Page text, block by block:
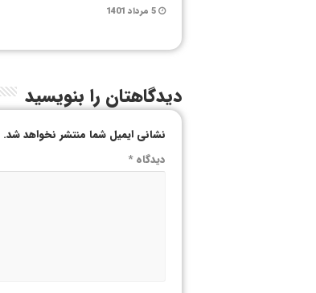
5 مرداد 1401
دیدگاهتان را بنویسید
نشانی ایمیل شما منتشر نخواهد شد.
دیدگاه*